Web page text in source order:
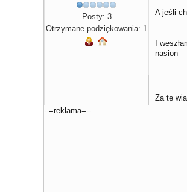
Posty: 3
Otrzymane podziękowania: 1
A jeśli
I
nasion
Za tę
--=reklama=--